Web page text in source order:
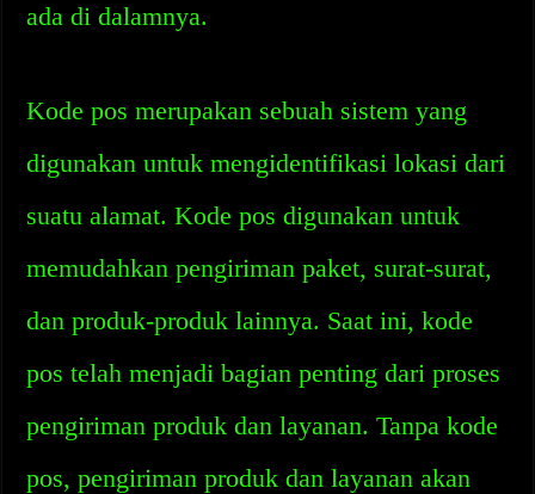
ada di dalamnya.
Kode pos merupakan sebuah sistem yang
digunakan untuk mengidentifikasi lokasi dari
suatu alamat. Kode pos digunakan untuk
memudahkan pengiriman paket, surat-surat,
dan produk-produk lainnya. Saat ini, kode
pos telah menjadi bagian penting dari proses
pengiriman produk dan layanan. Tanpa kode
pos, pengiriman produk dan layanan akan